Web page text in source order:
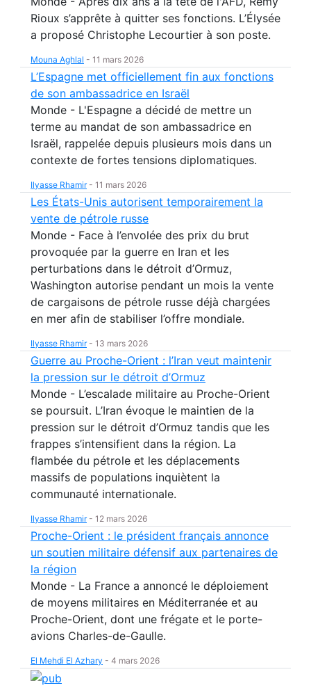
Rioux s’apprête à quitter ses fonctions. L’Élysée
a proposé Christophe Lecourtier à son poste.
Mouna Aghlal - 11 mars 2026
L’Espagne met officiellement fin aux fonctions
de son ambassadrice en Israël
Monde - L'Espagne a décidé de mettre un
terme au mandat de son ambassadrice en
Israël, rappelée depuis plusieurs mois dans un
contexte de fortes tensions diplomatiques.
Ilyasse Rhamir- 11 mars 2026
Les États-Unis autorisent temporairement la
vente de pétrole russe
Monde - Face à l’envolée des prix du brut
provoquée par la guerre en Iran et les
perturbations dans le détroit d’Ormuz,
Washington autorise pendant un mois la vente
de cargaisons de pétrole russe déjà chargées
en mer afin de stabiliser l’offre mondiale.
Ilyasse Rhamir- 13 mars 2026
Guerre au Proche-Orient : l’Iran veut maintenir
la pression sur le détroit d’Ormuz
Monde - L’escalade militaire au Proche-Orient
se poursuit. L’Iran évoque le maintien de la
pression sur le détroit d’Ormuz tandis que les
frappes s’intensifient dans la région. La
flambée du pétrole et les déplacements
massifs de populations inquiètent la
communauté internationale.
Ilyasse Rhamir- 12 mars 2026
Proche-Orient : le président français annonce
un soutien militaire défensif aux partenaires de
la région
Monde - La France a annoncé le déploiement
de moyens militaires en Méditerranée et au
Proche-Orient, dont une frégate et le porte-
avions Charles-de-Gaulle.
El Mehdi El Azhary - 4 mars 2026